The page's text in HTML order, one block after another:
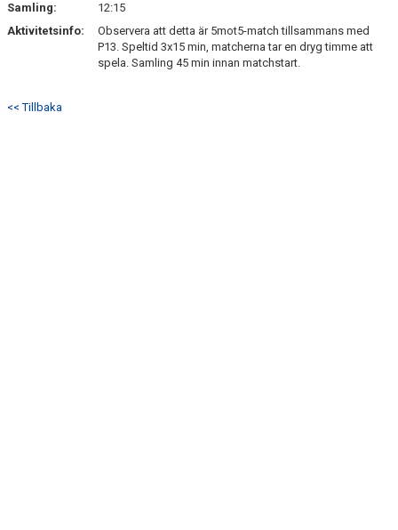
Samling:
12:15
Aktivitetsinfo:
Observera att detta är 5mot5-match tillsammans med
P13. Speltid 3x15 min, matcherna tar en dryg timme att
spela. Samling 45 min innan matchstart.
<< Tillbaka